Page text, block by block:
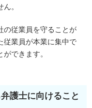
。
の従業員を守ることが
従業員が本業に集中で
できます。
護士に向けること